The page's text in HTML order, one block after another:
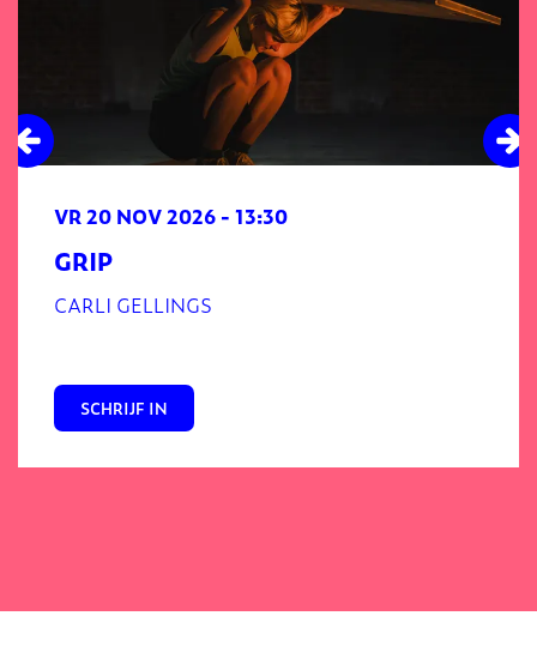
GRIP
CARLI GELLINGS
VR 20 NOV 2026 - 13:30
SCHRIJF IN